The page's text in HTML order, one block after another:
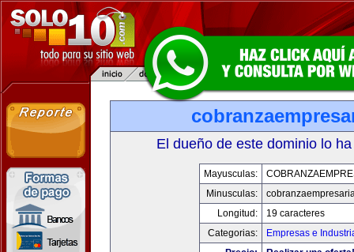
El dueño de este dominio lo
Mayusculas:
Minusculas:
Longitud:
19 caracteres
Categorias:
Empresas e